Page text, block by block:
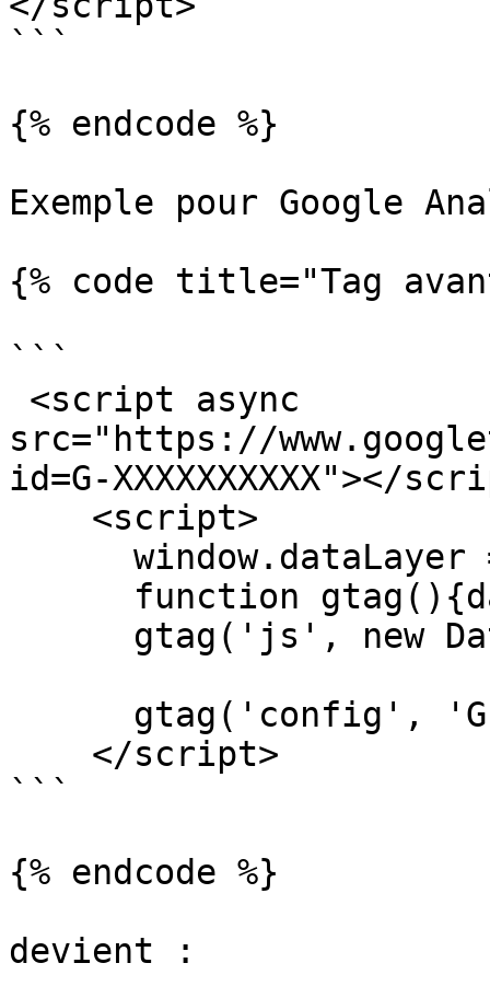
```
{% endcode %}
Exemple pour Google
{% code title="Tag
```
src="https://
id=G-XXXXXXXXXX"></
```
{% endcode %}
devient :